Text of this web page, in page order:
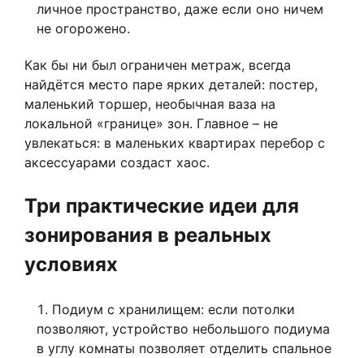
личное пространство, даже если оно ничем
не огорожено.
Как бы ни был ограничен метраж, всегда
найдётся место паре ярких деталей: постер,
маленький торшер, необычная ваза на
локальной «границе» зон. Главное – не
увлекаться: в маленьких квартирах перебор с
аксессуарами создаст хаос.
Три практические идеи для
зонирования в реальных
условиях
Подиум с хранилищем: если потолки
позволяют, устройство небольшого подиума
в углу комнаты позволяет отделить спальное